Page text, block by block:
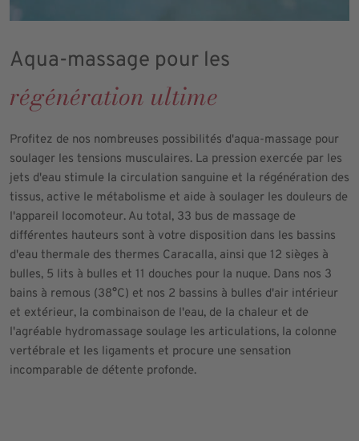
Aqua-massage pour les
régénération ultime
Profitez de nos nombreuses possibilités d'aqua-massage pour
soulager les tensions musculaires. La pression exercée par les
jets d'eau stimule la circulation sanguine et la régénération des
tissus, active le métabolisme et aide à soulager les douleurs de
l'appareil locomoteur. Au total, 33 bus de massage de
différentes hauteurs sont à votre disposition dans les bassins
d'eau thermale des thermes Caracalla, ainsi que 12 sièges à
bulles, 5 lits à bulles et 11 douches pour la nuque. Dans nos 3
bains à remous (38°C) et nos 2 bassins à bulles d'air intérieur
et extérieur, la combinaison de l'eau, de la chaleur et de
l'agréable hydromassage soulage les articulations, la colonne
vertébrale et les ligaments et procure une sensation
incomparable de détente profonde.